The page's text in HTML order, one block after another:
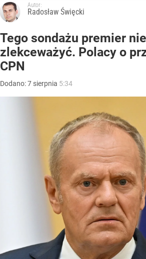
Autor:
Radosław Święcki
Tego sondażu premier
zlekceważyć. Polacy o
CPN
Dodano:7 sierpnia 5:34